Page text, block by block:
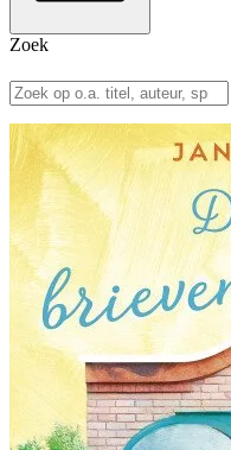
Zoek